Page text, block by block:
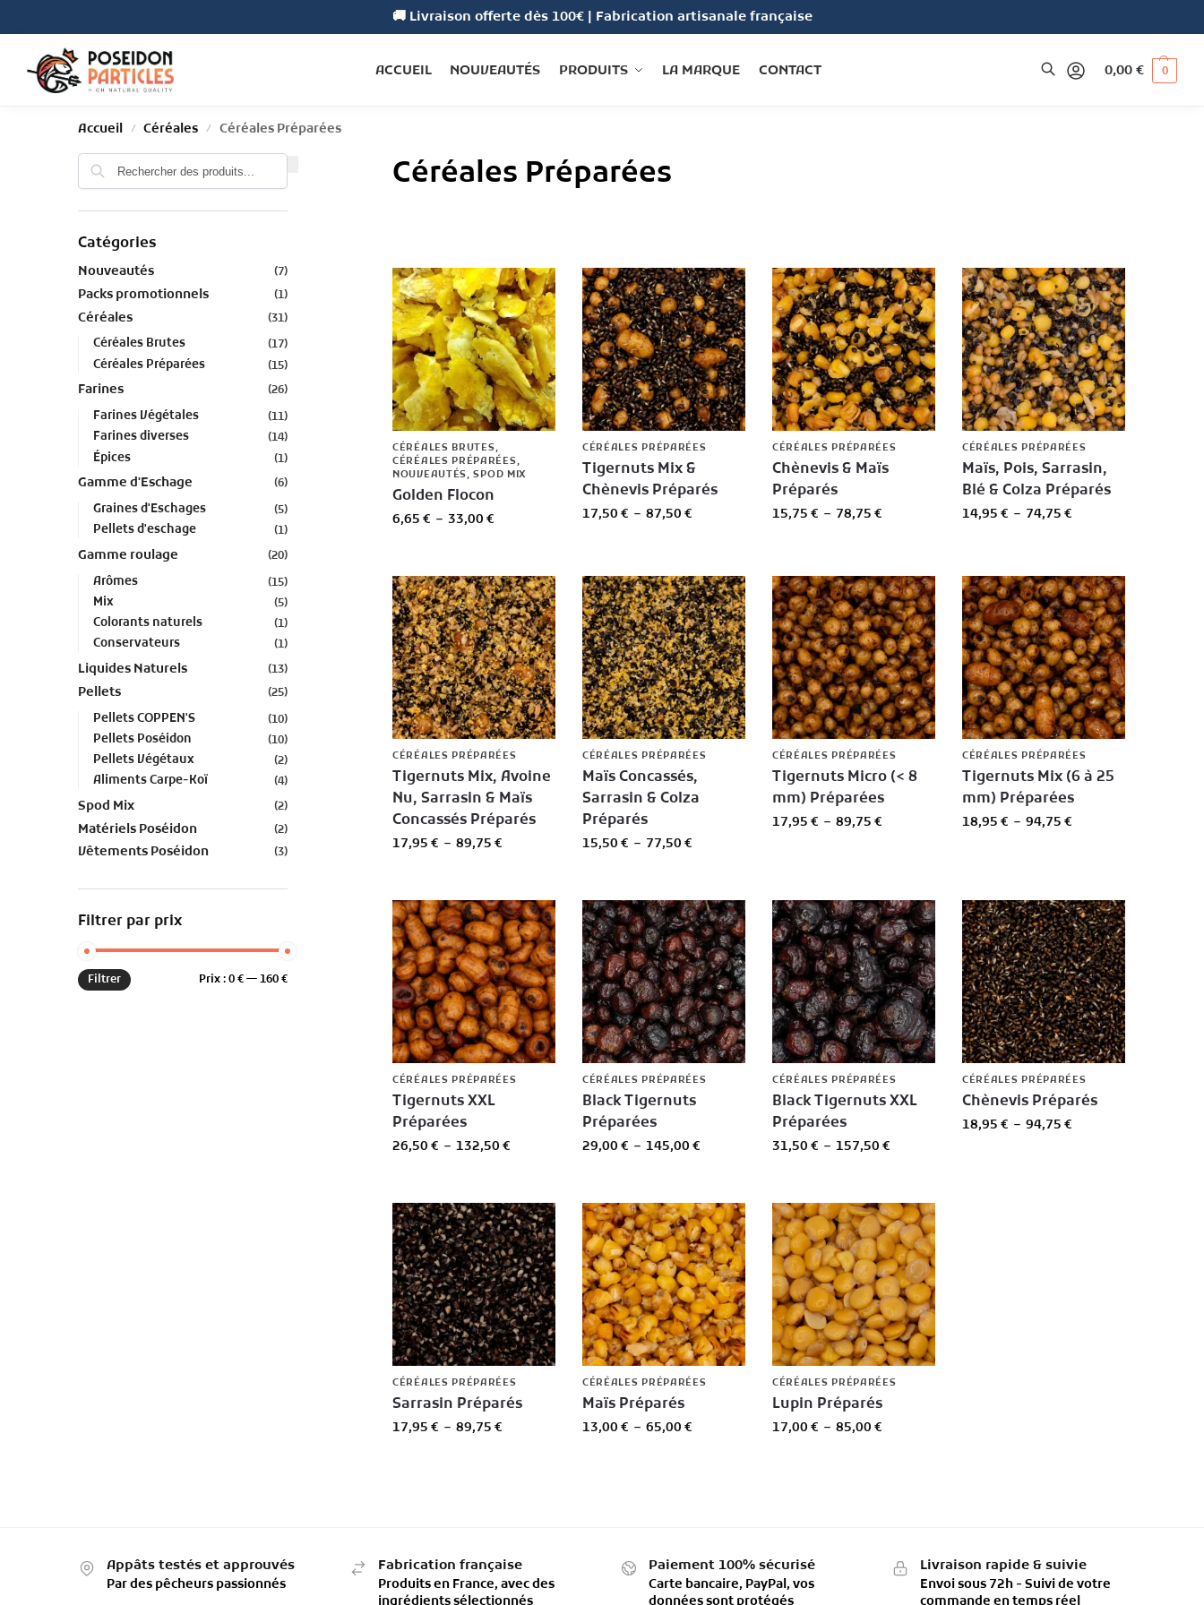
🚚 Livraison offerte dès 100€ | Fabrication artisanale française
ACCUEIL NOUVEAUTÉS PRODUITS LA MARQUE CONTACT 0,00 € 0
Accueil / Céréales / Céréales Préparées
Céréales Préparées
CÉRÉALES BRUTES,
CÉRÉALES PRÉPARÉES,
NOUVEAUTÉS,SPOD MIX
Golden Flocon
6,65 € – 33,00 €
CÉRÉALES PRÉPARÉES
Tigernuts Mix &
Chènevis Préparés
17,50 € – 87,50 €
CÉRÉALES PRÉPARÉES
Chènevis & Maïs
Préparés
15,75 € – 78,75 €
CÉRÉALES PRÉPARÉES
Maïs, Pois, Sarrasin,
Blé & Colza Préparés
14,95 € – 74,75 €
CÉRÉALES PRÉPARÉES
Tigernuts Mix, Avoine
Nu, Sarrasin & Maïs
Concassés Préparés
17,95 € – 89,75 €
CÉRÉALES PRÉPARÉES
Maïs Concassés,
Sarrasin & Colza
Préparés
15,50 € – 77,50 €
CÉRÉALES PRÉPARÉES
Tigernuts Micro (< 8
mm) Préparées
17,95 € – 89,75 €
CÉRÉALES PRÉPARÉES
Tigernuts Mix (6 à 25
mm) Préparées
18,95 € – 94,75 €
CÉRÉALES PRÉPARÉES
Tigernuts XXL
Préparées
26,50 € – 132,50 €
CÉRÉALES PRÉPARÉES
Black Tigernuts
Préparées
29,00 € – 145,00 €
CÉRÉALES PRÉPARÉES
Black Tigernuts XXL
Préparées
31,50 € – 157,50 €
CÉRÉALES PRÉPARÉES
Chènevis Préparés
18,95 € – 94,75 €
CÉRÉALES PRÉPARÉES
Sarrasin Préparés
17,95 € – 89,75 €
CÉRÉALES PRÉPARÉES
Maïs Préparés
13,00 € – 65,00 €
CÉRÉALES PRÉPARÉES
Lupin Préparés
17,00 € – 85,00 €
Catégories
Nouveautés (7)
Packs promotionnels (1)
Céréales (31)
Céréales Brutes (17)
Céréales Préparées (15)
Farines (26)
Farines Végétales (11)
Farines diverses (14)
Épices (1)
Gamme d'Eschage (6)
Graines d'Eschages (5)
Pellets d'eschage (1)
Gamme roulage (20)
Arômes (15)
Mix (5)
Colorants naturels (1)
Conservateurs (1)
Liquides Naturels (13)
Pellets (25)
Pellets COPPEN'S (10)
Pellets Poséidon (10)
Pellets Végétaux (2)
Aliments Carpe-Koï (4)
Spod Mix (2)
Matériels Poséidon (2)
Vêtements Poséidon (3)
Filtrer par prix
Filtrer Prix :0 €—160 €
Appâts testés et approuvés
Par des pêcheurs passionnés
Fabrication française
Produits en France, avec des
Paiement 100% sécurisé
Carte bancaire, PayPal, vos
Livraison rapide & suivie
Envoi sous 72h - Suivi de votre